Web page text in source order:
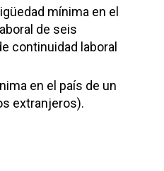
mínima en el
de seis
continuidad laboral
en el país de un
extranjeros).